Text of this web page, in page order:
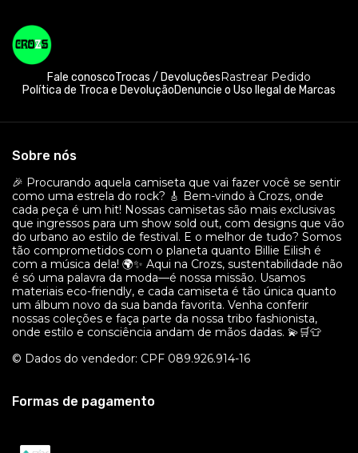
Fale conoscoTrocas / DevoluçõesRastrear Pedido
Política de Troca e DevoluçãoDenuncie o Uso Ilegal de Marcas
Sobre nós
🎉 Procurando aquela camiseta que vai fazer você se sentir
como uma estrela do rock? 🎸 Bem-vindo à Crozs, onde
cada peça é um hit! Nossas camisetas são mais exclusivas
que ingressos para um show sold out, com designs que vão
do urbano ao estilo de festival. E o melhor de tudo? Somos
tão comprometidos com o planeta quanto Billie Eilish é
com a música dela! 🌍✨ Aqui na Crozs, sustentabilidade não
é só uma palavra da moda—é nossa missão. Usamos
materiais eco-friendly, e cada camiseta é tão única quanto
um álbum novo da sua banda favorita. Venha conferir
nossas coleções e faça parte da nossa tribo fashionista,
onde estilo e consciência andam de mãos dadas. 💫🛒👕
© Dados do vendedor: CPF 089.926.914-16
Formas de pagamento